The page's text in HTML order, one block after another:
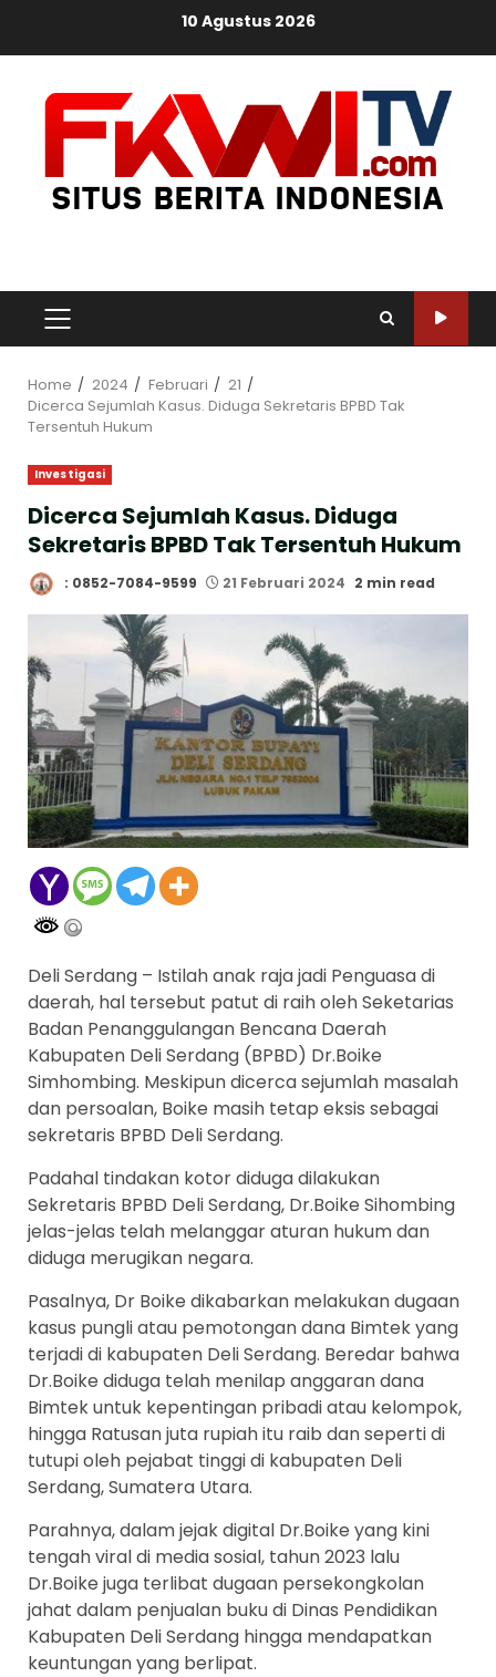
10 Agustus 2026
PRIMARY
MENU
Home 2024 Februari
21
Dicerca Sejumlah Kasus. Diduga Sekretaris BPBD Tak
Tersentuh Hukum
Investigasi
Dicerca Sejumlah Kasus. Diduga
Sekretaris BPBD Tak Tersentuh Hukum
: 0852-7084-9599 21 Februari 2024 2 min read
Deli Serdang – Istilah anak raja jadi Penguasa di
daerah, hal tersebut patut di raih oleh Seketarias
Badan Penanggulangan Bencana Daerah
Kabupaten Deli Serdang (BPBD) Dr.Boike
Simhombing. Meskipun dicerca sejumlah masalah
dan persoalan, Boike masih tetap eksis sebagai
sekretaris BPBD Deli Serdang.
Padahal tindakan kotor diduga dilakukan
Sekretaris BPBD Deli Serdang, Dr.Boike Sihombing
jelas-jelas telah melanggar aturan hukum dan
diduga merugikan negara.
Pasalnya, Dr Boike dikabarkan melakukan dugaan
kasus pungli atau pemotongan dana Bimtek yang
terjadi di kabupaten Deli Serdang. Beredar bahwa
Dr.Boike diduga telah menilap anggaran dana
Bimtek untuk kepentingan pribadi atau kelompok,
hingga Ratusan juta rupiah itu raib dan seperti di
tutupi oleh pejabat tinggi di kabupaten Deli
Serdang, Sumatera Utara.
Parahnya, dalam jejak digital Dr.Boike yang kini
tengah viral di media sosial, tahun 2023 lalu
Dr.Boike juga terlibat dugaan persekongkolan
jahat dalam penjualan buku di Dinas Pendidikan
Kabupaten Deli Serdang hingga mendapatkan
keuntungan yang berlipat.